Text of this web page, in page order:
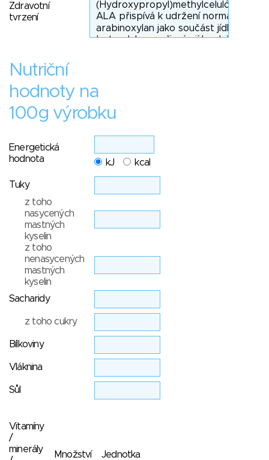
Zdravotní
tvrzení
Nutriční
hodnoty na
100g výrobku
Energetická
hodnota
kJ kcal
Tuky
z toho
nasycených
mastných
kyselin
z toho
nenasycených
mastných
kyselin
Sacharidy
z toho cukry
Bílkoviny
Vláknina
Sůl
Vitamíny
/
minerály
Množství Jednotka